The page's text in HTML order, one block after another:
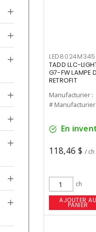
TADD LLC-
G7-FW LAMPE
RETROFIT
Manufacturier :
# Manufacturier
En
118,46 $ / ch
ch
AJOUTER AU
PANIER